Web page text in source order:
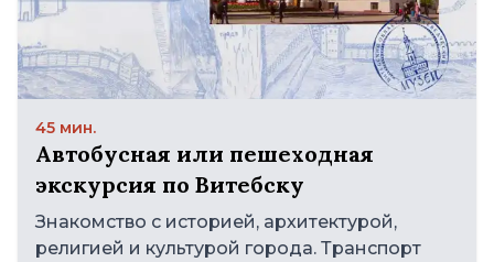
45 мин.
Автобусная или пешеходная
экскурсия по Витебску
Знакомство с историей, архитектурой,
религией и культурой города. Транспорт